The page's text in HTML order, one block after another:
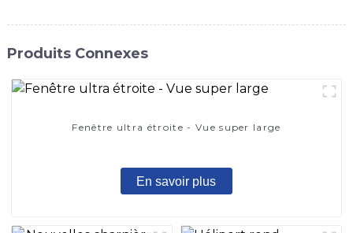
Produits Connexes
Fenêtre ultra étroite - Vue super large
En savoir plus